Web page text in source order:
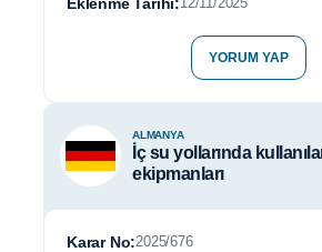
YORUM YAP
ALMANYA
İç su yollarında
ekipmanları
Karar No:2025/676